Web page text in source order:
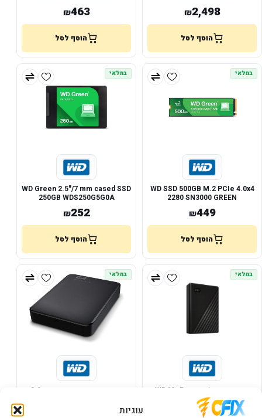
עוגיות
₪2,498
הוסף לסל
₪463
הוסף לסל
במלאי
WD SSD 500GB M.2 PCIe 4.0x4
2280 SN3000 GREEN
₪449
הוסף לסל
במלאי
WD Green 2.5"/7 mm cased SSD
250GB WDS250G5G0A
₪252
הוסף לסל
במלאי
דיסק חיצוני WD My Passport
4TB USB 3.1 2.5
741
במלאי
דיסק קשיח חיצוני בחיבור 3.0